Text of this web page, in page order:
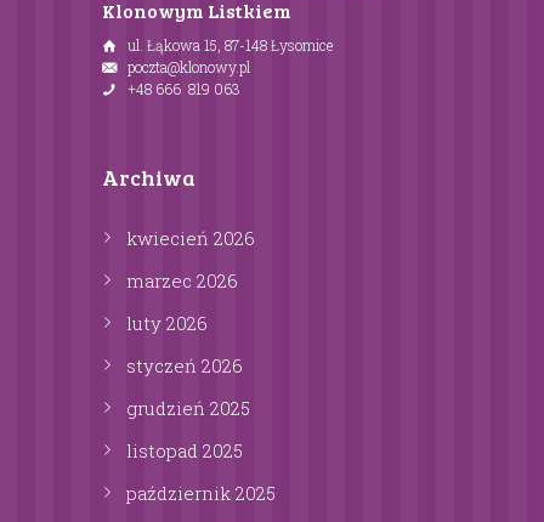
Klonowym Listkiem
ul. Łąkowa 15, 87-148 Łysomice
poczta@klonowy.pl
+48 666 819 063
Archiwa
kwiecień 2026
marzec 2026
luty 2026
styczeń 2026
grudzień 2025
listopad 2025
październik 2025